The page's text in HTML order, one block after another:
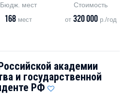
Бюдж. мест
168 мест
Стоимость
от 320 000р./год
академии
и государственной
РФ